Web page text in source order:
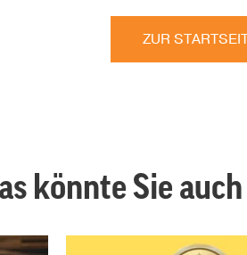
ZUR
könnte Sie